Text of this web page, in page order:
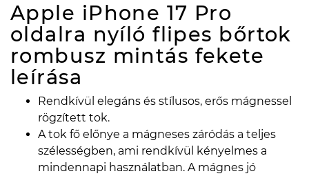
Apple iPhone 17 Pro
oldalra nyíló flipes bőrtok
rombusz mintás fekete
leírása
Rendkívül elegáns és stílusos, erős mágnessel
rögzített tok.
A tok fő előnye a mágneses záródás a teljes
szélességben, ami rendkívül kényelmes a
mindennapi használatban. A mágnes jó